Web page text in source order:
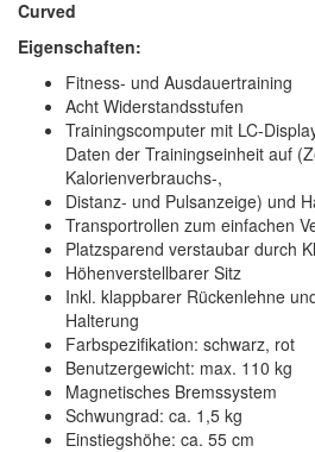
Curved
Eigenschaften:
Fitness- und Ausdauertraining
Acht Widerstandsstufen
Trainingscomputer mit LC-
Daten der Trainingseinheit auf
Kalorienverbrauchs-,
Distanz- und Pulsanzeige) und
Transportrollen zum einfachen
Platzsparend verstaubar durch
Höhenverstellbarer Sitz
Inkl. klappbarer Rückenlehne
Halterung
Farbspezifikation: schwarz, rot
Benutzergewicht: max. 110 kg
Magnetisches Bremssystem
Schwungrad: ca. 1,5 kg
Einstiegshöhe: ca. 55 cm